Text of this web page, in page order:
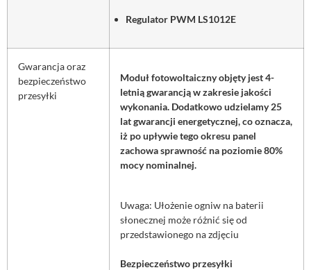
Regulator PWM LS1012E
Gwarancja oraz
bezpieczeństwo
przesyłki
Moduł fotowoltaiczny objęty jest 4-
letnią gwarancją w zakresie jakości
wykonania. Dodatkowo udzielamy 25
lat gwarancji energetycznej, co oznacza,
iż po upływie tego okresu panel
zachowa sprawność na poziomie 80%
mocy nominalnej.
Uwaga: Ułożenie ogniw na baterii
słonecznej może różnić się od
przedstawionego na zdjęciu
Bezpieczeństwo przesyłki